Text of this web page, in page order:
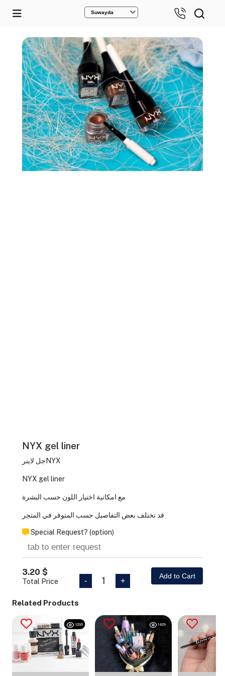
Suwayda
NYX gel liner
جل لاينرNYX
NYX gel liner
مع امكانية اختيار اللون حسب البشرة
قد تختلف بعض التفاصيل حسب المتوفر في المتجر
Special Request? (option)
3.20 $
Total Price - 1 +
Add to Cart
Related Products
1296 1429